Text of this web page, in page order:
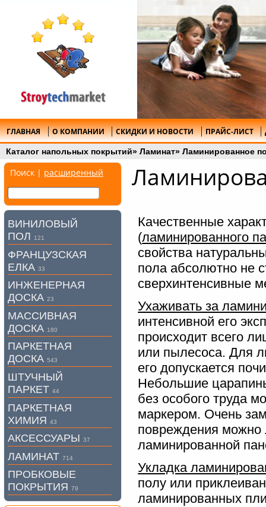
ГЛАВНАЯ О КОМПАНИИ СКИДКИ И НОВОСТИ ПРАЙС-ЛИСТ
Каталог напольных покрытий» Ламинат» Ламинированное
Качественные
(ламинированного
свойства
пола абсолютно не
сверхинтенсивные
Ухаживать за
интенсивной его
происходит всего
или пылесоса. Для
его допускается
Небольшие
без особого труда
маркером. Очень
повреждения можно
ламинированной
Укладка
полу или
ламинированных
Поиск | расширенный
ВИНИЛОВЫЙ
ПОЛ
121
ФРАНЦУЗСКАЯ
ЕЛКА 33
ИНЖЕНЕРНАЯ
ДОСКА 23
МАССИВНАЯ
ДОСКА 180
ПАРКЕТНАЯ
ДОСКА 543
ШТУЧНЫЙ
ПАРКЕТ 44
ПАРКЕТНАЯ
ХИМИЯ 43
АКСЕССУАРЫ 37
ЛАМИНАТ 714
ПРОБКОВЫЕ
ПОКРЫТИЯ 79